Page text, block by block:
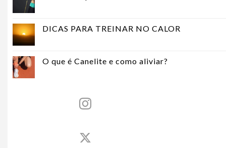
DICAS PARA TREINAR NO CALOR
O que é Canelite e como aliviar?